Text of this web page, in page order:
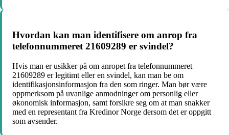
Hvordan kan man identifisere om anrop fra
telefonnummeret 21609289 er svindel?
Hvis man er usikker på om anropet fra telefonnummeret
21609289 er legitimt eller en svindel, kan man be om
identifikasjonsinformasjon fra den som ringer. Man bør være
oppmerksom på uvanlige anmodninger om personlig eller
økonomisk informasjon, samt forsikre seg om at man snakker
med en representant fra Kredinor Norge dersom det er oppgitt
som avsender.